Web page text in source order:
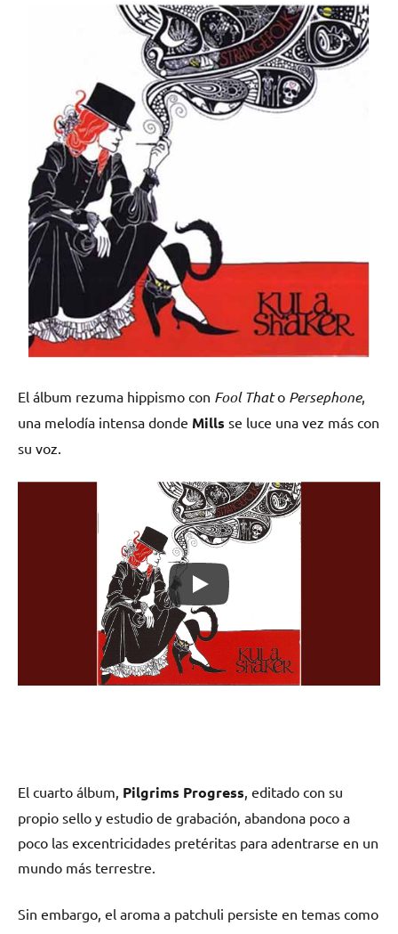
El álbum rezuma hippismo con Fool Thato Persephone,
una melodía intensa donde Mills se luce una vez más con
su voz.
El cuarto álbum, Pilgrims Progress , editado con su
propio sello y estudio de grabación, abandona poco a
poco las excentricidades pretéritas para adentrarse en un
mundo más terrestre.
Sin embargo, el aroma a patchuli persiste en temas como